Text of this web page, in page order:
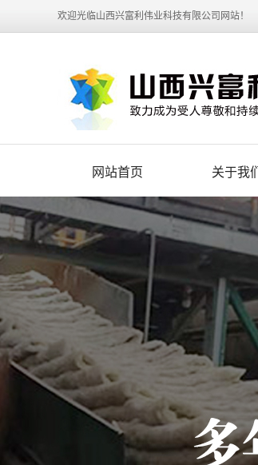
欢迎光临山西兴富利伟业科技有限公司网站！
网站首页 关于我们